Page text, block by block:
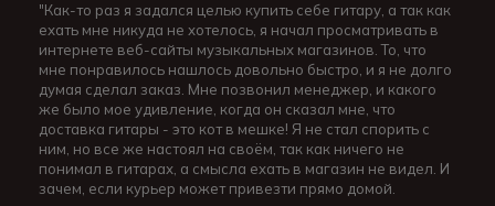
"Как-то раз я задался целью купить себе гитару, а так как
ехать мне никуда не хотелось, я начал просматривать в
интернете веб-сайты музыкальных магазинов. То, что
мне понравилось нашлось довольно быстро, и я не долго
думая сделал заказ. Мне позвонил менеджер, и какого
же было мое удивление, когда он сказал мне, что
доставка гитары - это кот в мешке! Я не стал спорить с
ним, но все же настоял на своём, так как ничего не
понимал в гитарах, а смысла ехать в магазин не видел. И
зачем, если курьер может привезти прямо домой.